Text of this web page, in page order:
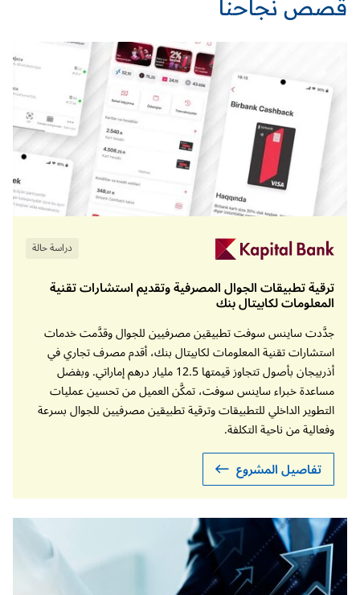
سجلات شاملة للتدقيق والمراجعة.
سياسات الاحتفاظ ببيانات العملاء وحذفها.
الامتثال لمعايير المحاسبة العامة المقبولة عُمومًا
(GAAP) (خاصًة معايير ASC 606 وIFRS 15)،
وضوابط النظام والتنظيم SOC1 وSOC2، وقانون
SOX للحماية من الأخطاء المحاسبية والممارسات
الاحتيالية، والنظام الأوروبي العام لحماية البيانات
(GDPR) في الاتحاد الأوروبي، والمعايير الصادرة
من هيئة الزكاة والضريبة والجمارك (ZATCA) في
المملكة العربية السعودية، ومعايير هيئة تنظيم
الاتصالات والحكومة الرقمية (TDRA) والهيئة
الاتحادية للضرائب في الإمارات العربية المُتحدة،
وجميع اللوائح التنظيمية العالمية والمعمول بها في
دول الخليج العربي، واللوائح الخاصة بقطاعات
صناعية مُحددة.
قصص نجاحنا
دراسة حالة
ترقية تطبيقات الجوال المصرفية وتقديم استشارات تقنية
المعلومات لكابيتال بنك
جدَّدت ساينس سوفت تطبيقين مصرفيين للجوال وقدَّمت خدمات
استشارات تقنية المعلومات لكابيتال بنك، أقدم مصرف تجاري في
أذربيجان بأصول تتجاوز قيمتها 12.5 مليار درهم إماراتي. وبفضل
مساعدة خبراء ساينس سوفت، تمكَّن العميل من تحسين عمليات
التطوير الداخلي للتطبيقات وترقية تطبيقين مصرفيين للجوال بسرعة
وفعالية من ناحية التكلفة.
تفاصيل المشروع